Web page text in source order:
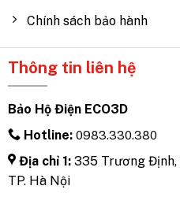
Chính sách bảo hành
Thông tin liên hệ
Bảo Hộ Điện ECO3D
Hotline: 0983.330.380
Địa chỉ 1: 335 Trương Định,
TP. Hà Nội